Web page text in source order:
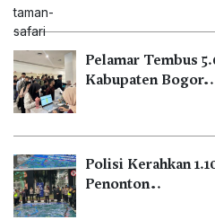
Pelamar Tembus
Kabupaten Bogor…
Polisi Kerahkan
Penonton…